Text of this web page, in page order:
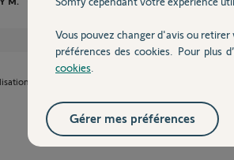
de l'Izymo puis de ma box Tahoma, j'ai réussi
Vous pouvez changer d'avis ou
préférences des cookies. Pour plus
cookies
Gérer mes préférences